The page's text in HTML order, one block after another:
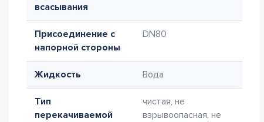
всасывания
Присоединение с
напорной стороны
DN80
Жидкость Вода
Тип
перекачиваемой
чистая, не
взрывоопасная, не